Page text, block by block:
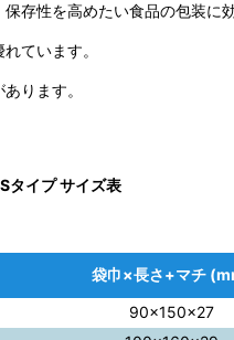
存性を高めたい食品の包装に効
ています。
ります。
タイプ サイズ表
袋巾×長さ+マチ
90×150×27